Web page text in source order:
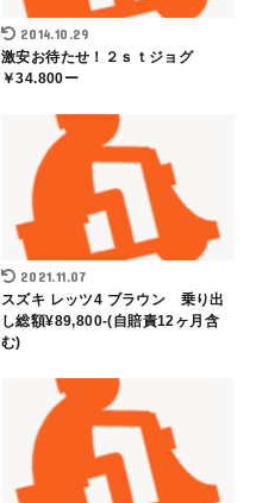
2014.10.29
激安お待たせ！２ｓｔジョグ
￥34.800ー
2021.11.07
スズキ レッツ4 ブラウン 乗り出
し総額¥89,800-(自賠責12ヶ月含
む)